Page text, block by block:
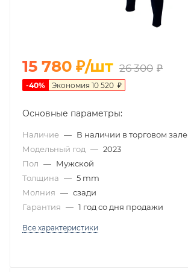
15 780 ₽/шт 26 300 ₽
-40% Экономия 10 520 ₽
Основные параметры:
Наличие — В наличии в торговом зале
Модельный год — 2023
Пол — Мужской
Толщина — 5 mm
Молния — сзади
Гарантия — 1 год со дня продажи
Все характеристики